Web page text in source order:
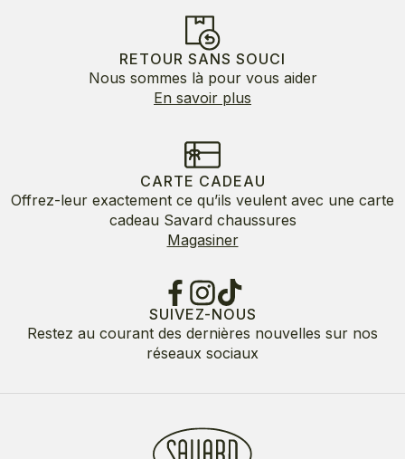
RETOUR SANS SOUCI
Nous sommes là pour vous aider
En savoir plus
CARTE CADEAU
Offrez-leur exactement ce qu’ils veulent avec une carte
cadeau Savard chaussures
Magasiner
SUIVEZ-NOUS
Restez au courant des dernières nouvelles sur nos
réseaux sociaux